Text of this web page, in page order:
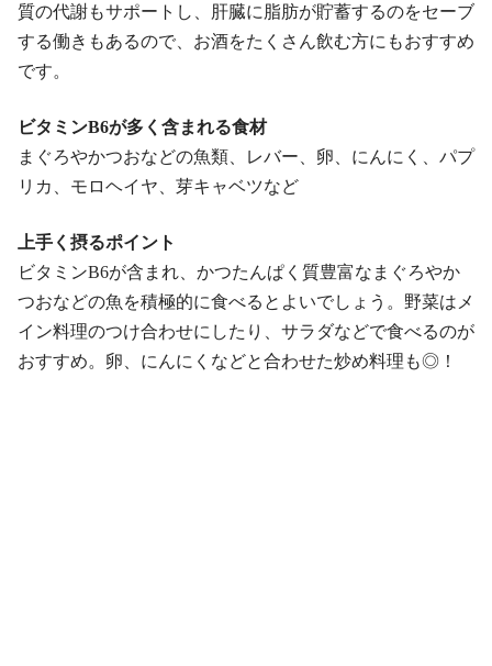
質の代謝もサポートし、肝臓に脂肪が貯蓄するのをセーブ
する働きもあるので、お酒をたくさん飲む方にもおすすめ
です。
ビタミンB6が多く含まれる食材
まぐろやかつおなどの魚類、レバー、卵、にんにく、パプ
リカ、モロヘイヤ、芽キャベツなど
上手く摂るポイント
ビタミンB6が含まれ、かつたんぱく質豊富なまぐろやか
つおなどの魚を積極的に食べるとよいでしょう。野菜はメ
イン料理のつけ合わせにしたり、サラダなどで食べるのが
おすすめ。卵、にんにくなどと合わせた炒め料理も◎！